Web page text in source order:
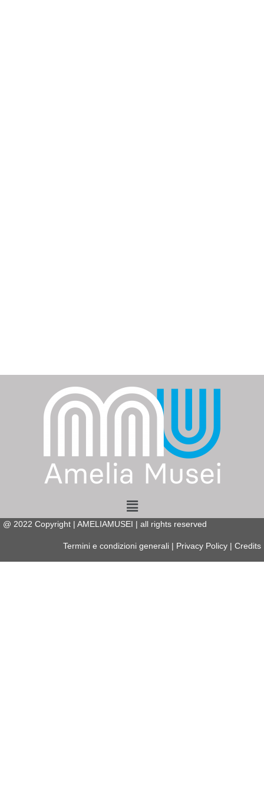
Menu
@ 2022 Copyright | AMELIAMUSEI | all rights reserved
Termini e condizioni generali Privacy Policy Credits